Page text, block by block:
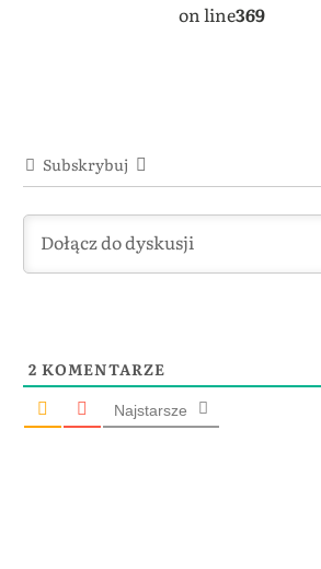
on line369
Subskrybuj
2 KOMENTARZE
Najstarsze